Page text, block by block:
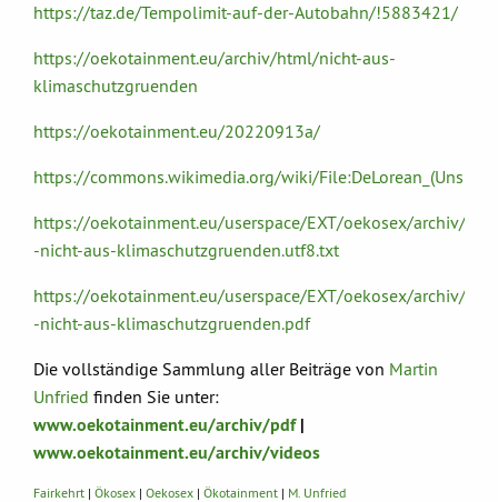
https://taz.de/Tempolimit-auf-der-Autobahn/!5883421/
https://oekotainment.eu/archiv/html/nicht-aus-
klimaschutzgruenden
https://oekotainment.eu/20220913a/
https://commons.wikimedia.org/wiki/
https://oekotainment.eu/userspace/EXT/oekosex/archiv/
-nicht-aus-klimaschutzgruenden.utf8.txt
https://oekotainment.eu/userspace/EXT/oekosex/archiv/
-nicht-aus-klimaschutzgruenden.pdf
Die vollständige Sammlung aller Beiträge von Martin
Unfried finden Sie unter:
www.oekotainment.eu/archiv/pdf|
www.oekotainment.eu/archiv/videos
Fairkehrt | Ökosex | Oekosex | Ökotainment | M. Unfried